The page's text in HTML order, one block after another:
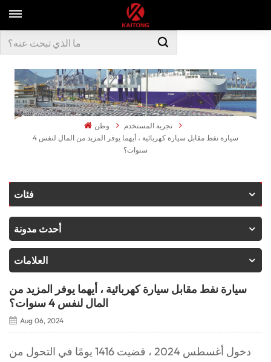
وطن
تجربة المستخدم
سيارة نفط مقابل سيارة كهربائية ، أيهما يوفر المزيد من المال لنفس 4
سنوات؟
فئات
أحدث مدونة
العلامات
سيارة نفط مقابل سيارة كهربائية ، أيهما يوفر المزيد من
المال لنفس 4 سنوات؟
Aug 06, 2024
دخول أغسطس 2024 ، قضيت 1416 يومًا في التحول من